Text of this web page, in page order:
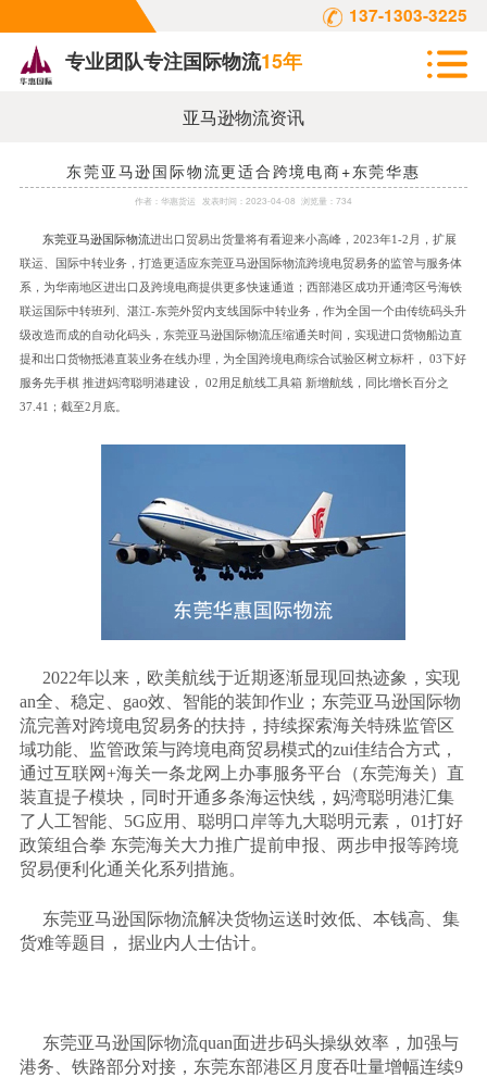
137-1303-3225
专业团队专注国际物流15年
亚马逊物流资讯
东莞亚马逊国际物流更适合跨境电商+东莞华惠
作者： 华惠货运 发表时间： 2023-04-08 浏览量：734
东莞亚马逊国际物流进出口贸易出货量将有看迎来小高峰，2023年1-2月，扩展
联运、国际中转业务，打造更适应东莞亚马逊国际物流跨境电贸易务的监管与服务体
系，为华南地区进出口及跨境电商提供更多快速通道；西部港区成功开通湾区号海铁
联运国际中转班列、湛江-东莞外贸内支线国际中转业务，作为全国一个由传统码头升
级改造而成的自动化码头，东莞亚马逊国际物流压缩通关时间，实现进口货物船边直
提和出口货物抵港直装业务在线办理，为全国跨境电商综合试验区树立标杆， 03下好
服务先手棋 推进妈湾聪明港建设， 02用足航线工具箱 新增航线，同比增长百分之
37.41；截至2月底。
2022年以来，欧美航线于近期逐渐显现回热迹象，实现
an全、稳定、gao效、智能的装卸作业；东莞亚马逊国际物
流完善对跨境电贸易务的扶持，持续探索海关特殊监管区
域功能、监管政策与跨境电商贸易模式的zui佳结合方式，
通过互联网+海关一条龙网上办事服务平台（东莞海关）直
装直提子模块，同时开通多条海运快线，妈湾聪明港汇集
了人工智能、5G应用、聪明口岸等九大聪明元素， 01打好
政策组合拳 东莞海关大力推广提前申报、两步申报等跨境
贸易便利化通关化系列措施。
东莞亚马逊国际物流解决货物运送时效低、本钱高、集
货难等题目，
据业内人士估计。
东莞亚马逊国际物流quan面进步码头操纵效率，加强与
港务、铁路部分对接，东莞东部港区月度吞吐量增幅连续9